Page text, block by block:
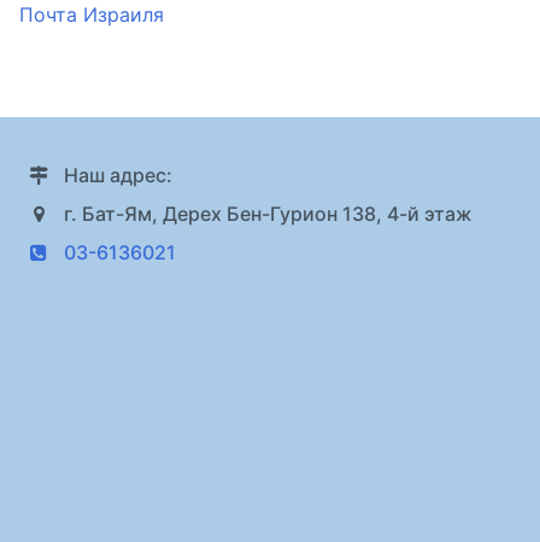
Почта Израиля
Наш адрес:
г. Бат-Ям, Дерех Бен-Гурион 138, 4-й этаж
03-6136021